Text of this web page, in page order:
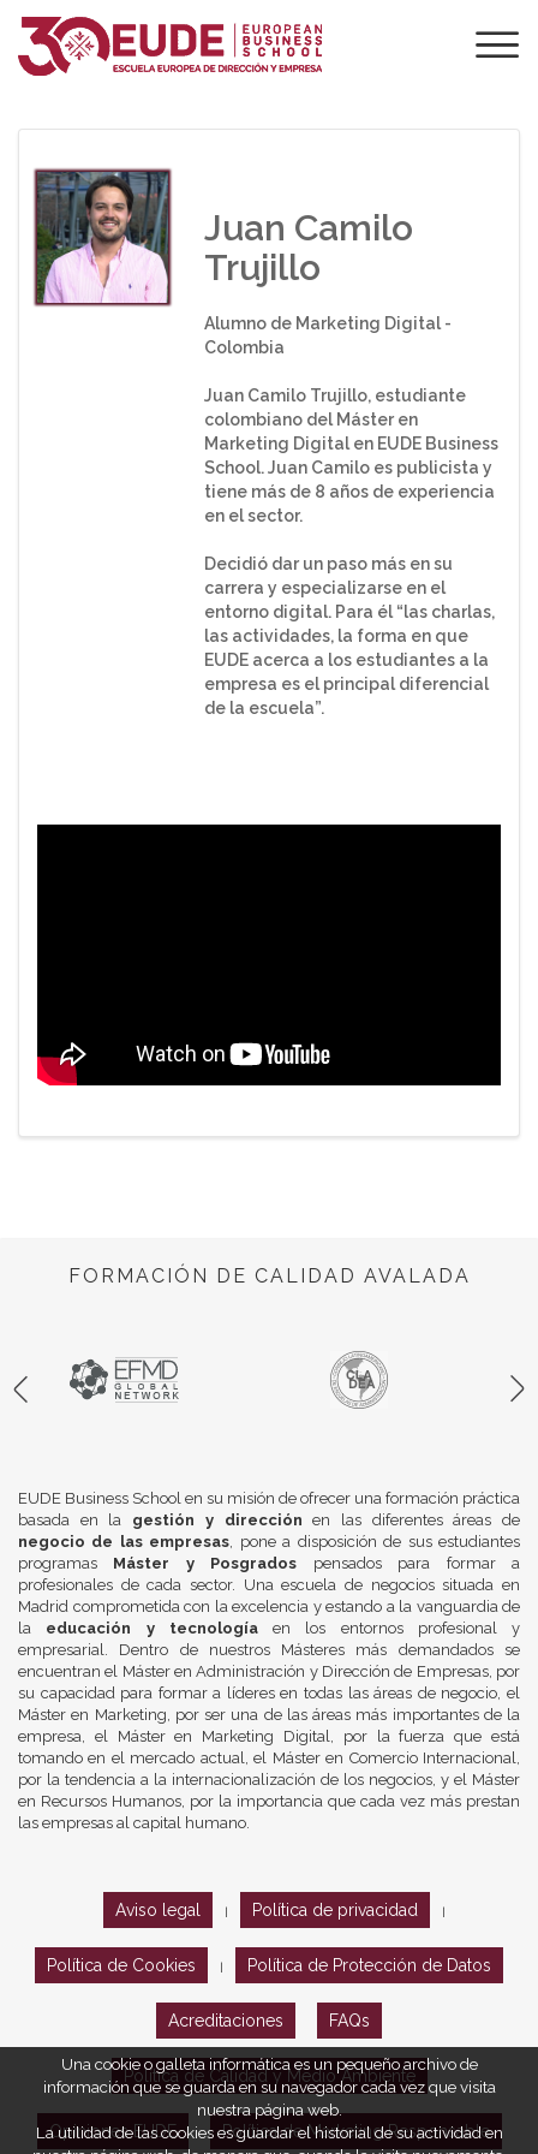
¿QUÉ OPINAN LOS
ALUMNOS SOBRE
Juan Camilo
Trujillo
Alumno de Marketing Digital -
Colombia
Juan Camilo Trujillo, estudiante
colombiano del Máster en
Marketing Digital en EUDE Business
School. Juan Camilo es publicista y
tiene más de 8 años de experiencia
en el sector.
Decidió dar un paso más en su
carrera y especializarse en el
entorno digital. Para él “las charlas,
las actividades, la forma en que
EUDE acerca a los estudiantes a la
empresa es el principal diferencial
de la escuela”.
FORMACIÓN DE CALIDAD AVALADA
EUDE Business School en su misión de ofrecer una formación práctica
basada en la gestión y dirección en las diferentes áreas de
negocio de las empresas, pone a disposición de sus estudiantes
programas Máster y Posgrados pensados para formar a
profesionales de cada sector. Una escuela de negocios situada en
Madrid comprometida con la excelencia y estando a la vanguardia de
la educación y tecnologíaen los entornos profesional y
empresarial. Dentro de nuestros Másteres más demandados se
encuentran el Máster en Administración y Dirección de Empresas, por
su capacidad para formar a líderes en todas las áreas de negocio, el
Máster en Marketing, por ser una de las áreas más importantes de la
empresa, el Máster en Marketing Digital, por la fuerza que está
tomando en el mercado actual, el Máster en Comercio Internacional,
por la tendencia a la internacionalización de los negocios, y el Máster
en Recursos Humanos, por la importancia que cada vez más prestan
las empresas al capital humano.
Aviso legal Política de privacidad
Política de Cookies Política de Protección de Datos
Acreditaciones FAQs
Política de Calidad y Medio Ambiente
Opiniones EUDE Política de Marketing Responsable
Una cookie o galleta informática es un pequeño archivo de
información que se guarda en su navegador cada vez que visita
nuestra página web.
La utilidad de las cookies es guardar el historial de su actividad en